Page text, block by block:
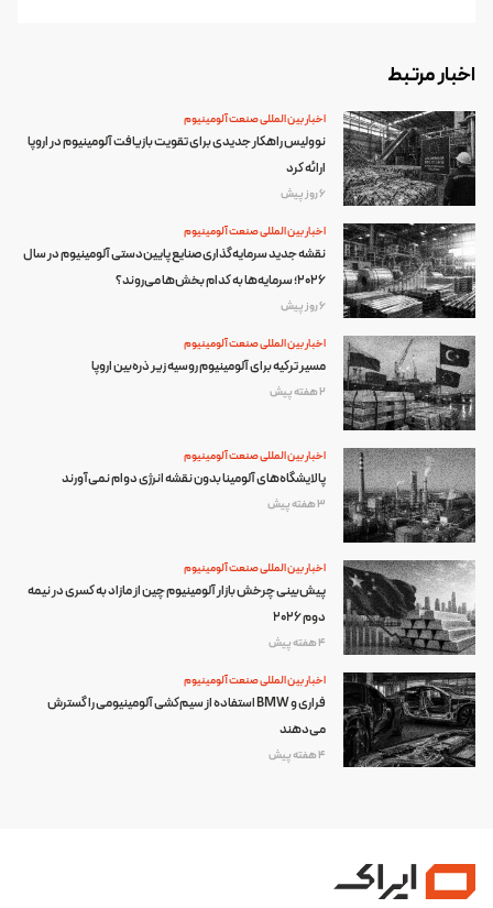
اخبار مرتبط
اخبار بین المللی صنعت آلومینیوم
نوولیس راهکار جدیدی برای تقویت بازیافت آلومینیوم در اروپا
ارائه کرد
6 روز پیش
اخبار بین المللی صنعت آلومینیوم
نقشه جدید سرمایه‌گذاری صنایع پایین‌دستی آلومینیوم در سال
۲۰۲۶؛ سرمایه‌ها به کدام بخش‌ها می‌روند؟
6 روز پیش
اخبار بین المللی صنعت آلومینیوم
مسیر ترکیه برای آلومینیوم روسیه زیر ذره‌بین اروپا
2 هفته پیش
اخبار بین المللی صنعت آلومینیوم
پالایشگاه‌های آلومینا بدون نقشه انرژی دوام نمی‌آورند
3 هفته پیش
اخبار بین المللی صنعت آلومینیوم
پیش‌بینی چرخش بازار آلومینیوم چین از مازاد به کسری در نیمه
دوم ۲۰۲۶
4 هفته پیش
اخبار بین المللی صنعت آلومینیوم
فراری و BMW استفاده از سیم‌کشی آلومینیومی را گسترش
می‌دهند
4 هفته پیش